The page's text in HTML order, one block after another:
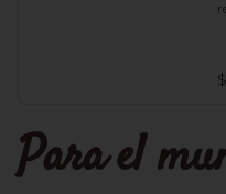
Para el